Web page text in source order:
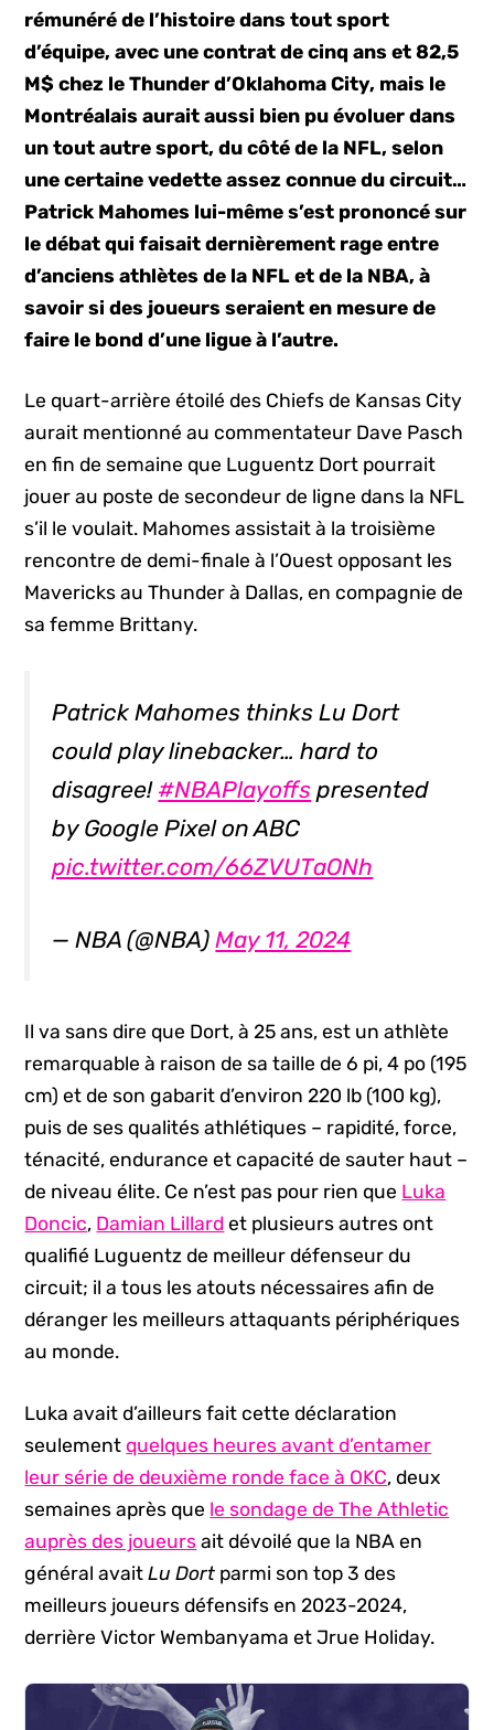
rémunéré de l’histoire dans tout sport
d’équipe, avec une contrat de cinq ans et 82,5
M$ chez le Thunder d’Oklahoma City, mais le
Montréalais aurait aussi bien pu évoluer dans
un tout autre sport, du côté de la NFL, selon
une certaine vedette assez connue du circuit…
Patrick Mahomes lui-même s’est prononcé sur
le débat qui faisait dernièrement rage entre
d’anciens athlètes de la NFL et de la NBA, à
savoir si des joueurs seraient en mesure de
faire le bond d’une ligue à l’autre.
Le quart-arrière étoilé des Chiefs de Kansas City
aurait mentionné au commentateur Dave Pasch
en fin de semaine que Luguentz Dort pourrait
jouer au poste de secondeur de ligne dans la NFL
s’il le voulait. Mahomes assistait à la troisième
rencontre de demi-finale à l’Ouest opposant les
Mavericks au Thunder à Dallas, en compagnie de
sa femme Brittany.
Patrick Mahomes thinks Lu Dort
could play linebacker… hard to
disagree! #NBAPlayoffs presented
by Google Pixel on ABC
pic.twitter.com/66ZVUTaONh
— NBA (@NBA)May 11, 2024
Il va sans dire que Dort, à 25 ans, est un athlète
remarquable à raison de sa taille de 6 pi, 4 po (195
cm) et de son gabarit d’environ 220 lb (100 kg),
puis de ses qualités athlétiques – rapidité, force,
ténacité, endurance et capacité de sauter haut –
de niveau élite. Ce n’est pas pour rien que Luka
Doncic, Damian Lillard et plusieurs autres ont
qualifié Luguentz de meilleur défenseur du
circuit; il a tous les atouts nécessaires afin de
déranger les meilleurs attaquants périphériques
au monde.
Luka avait d’ailleurs fait cette déclaration
seulementquelques heures avant d’entamer
leur série de deuxième ronde face à OKC, deux
semaines après que le sondage de The Athletic
auprès des joueurs ait dévoilé que la NBA en
général avaitLu Dort parmi son top 3 des
meilleurs joueurs défensifs en 2023-2024,
derrière Victor Wembanyama et Jrue Holiday.